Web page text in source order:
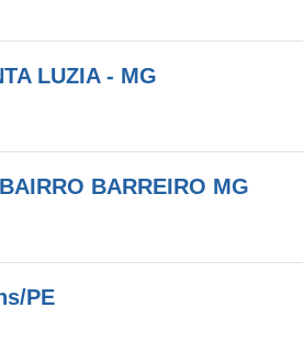
LUZIA - MG
BARREIRO MG
PE